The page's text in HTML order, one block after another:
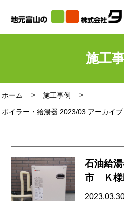
施工
ホーム 施工事例
ボイラー・給湯器 2023/03 アーカイブ
石油給
市 Ｋ様
2023.03.30